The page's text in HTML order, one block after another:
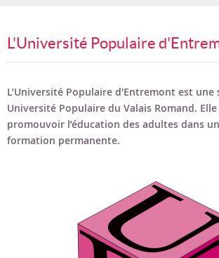
Suggestions
Bon cadeau
Programme en PDF
L'Université Populaire
L’Université Populaire d'Entremont est une
Université Populaire du Valais Romand.
promouvoir l’éducation des adultes dans
formation permanente.